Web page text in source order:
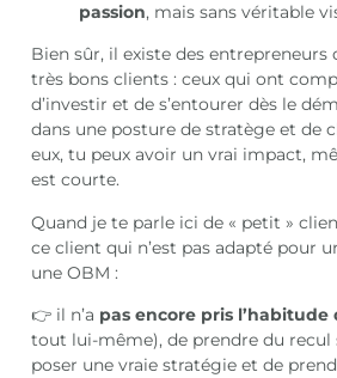
passion, mais sans véritable
Bien sûr, il existe des
très bons clients : ceux qui ont
d’investir et de s’entourer dès le
dans une posture de stratège et de
eux, tu peux avoir un vrai impact,
est courte.
Quand je te parle ici de « petit »
ce client qui n’est pas adapté pour
une OBM :
👉 il n’a pas encore pris
tout lui-même), de prendre du recul
poser une vraie stratégie et de